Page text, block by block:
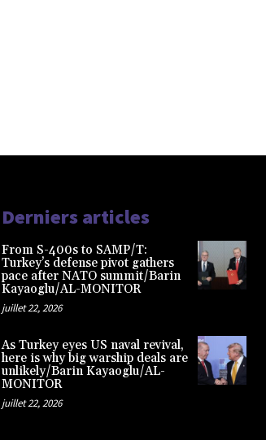
Derniers articles
From S-400s to SAMP/T:
Turkey’s defense pivot gathers
pace after NATO summit/Barin
Kayaoglu/AL-MONITOR
juillet 22, 2026
As Turkey eyes US naval revival,
here is why big warship deals are
unlikely/Barin Kayaoglu/AL-
MONITOR
juillet 22, 2026